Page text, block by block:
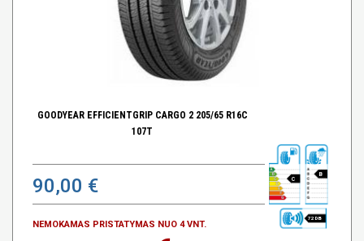
GOODYEAR EFFICIENTGRIP CARGO 2 205/65 R16C
107T
90,00 €
NEMOKAMAS PRISTATYMAS NUO 4 VNT.
C
B
72 DB